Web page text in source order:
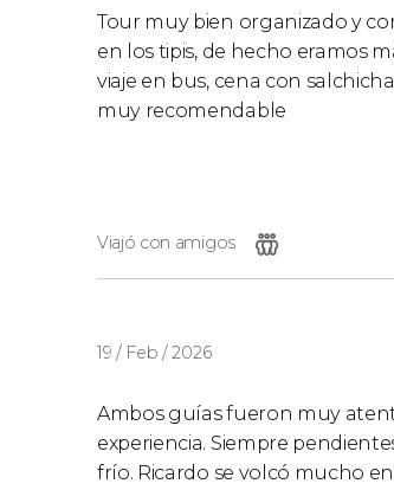
Tour muy bien organizado y
en los tipis, de hecho eramos
viaje en bus, cena con
muy recomendable
Viajó con amigos
19 / Feb / 2026
Ambos guías fueron muy
experiencia. Siempre
frío. Ricardo se volcó mucho